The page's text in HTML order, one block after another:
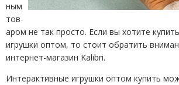
ным
тов
аром не так просто. Если вы хотите
игрушки оптом, то стоит обратить
интернет-магазин Kalibri.
Интерактивные игрушки оптом купить